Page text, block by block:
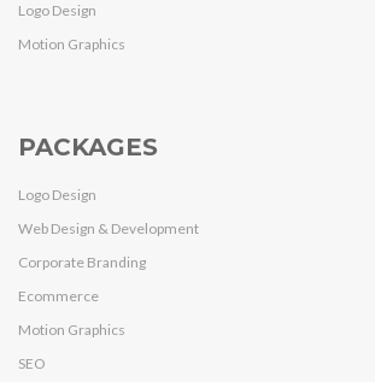
Logo Design
Motion Graphics
PACKAGES
Logo Design
Web Design & Development
Corporate Branding
Ecommerce
Motion Graphics
SEO